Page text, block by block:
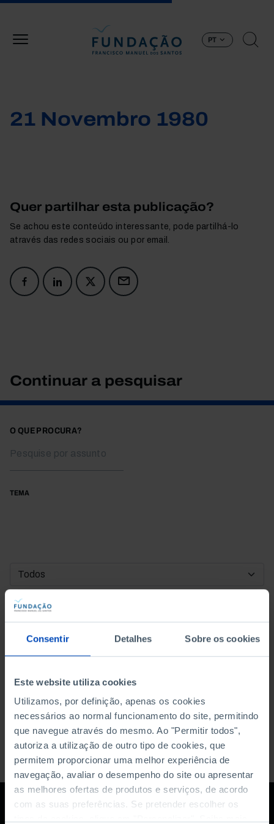
Consentir Detalhes Sobre os cookies
Este website utiliza cookies
Utilizamos, por definição, apenas os cookies
necessários ao normal funcionamento do site, permitindo
que navegue através do mesmo. Ao "Permitir todos",
autoriza a utilização de outro tipo de cookies, que
permitem proporcionar uma melhor experiência de
navegação, avaliar o desempenho do site ou apresentar
as melhores ofertas de produtos e serviços, de acordo
com as suas preferências. Se pretender escolher os
PT
21 Novembro 1980
Quer partilhar esta publicação?
Se achou este conteúdo interessante, pode partilhá-lo
através das redes sociais ou por email.
Continuar a pesquisar
O QUE PROCURA?
TEMA
DATA DE INÍCIO
DATA DE FIM